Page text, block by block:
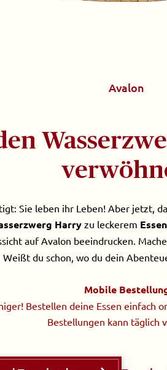
Avalon
Sie leben ihr Leben! Aber jetzt,
Harryzu leckerem
auf Avalon beeindrucken.
Weißt du schon, wo du dein
Mobile
Bestellen deine Essen einfach
Bestellungen kann täglich